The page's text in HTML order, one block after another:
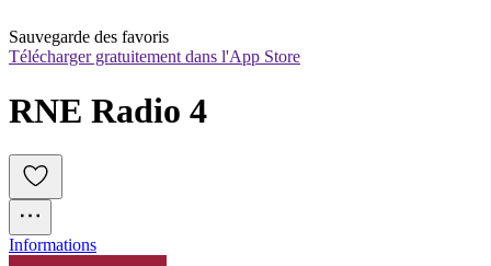
Sauvegarde des favoris
Télécharger gratuitement dans l'App Store
RNE Radio 4
Informations